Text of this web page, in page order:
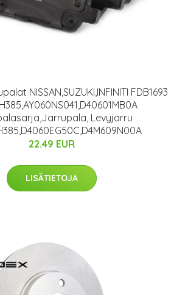
NISSAN,SUZUKI,INFINITI FDB1693
Levyjarru
22.49 EUR
LISÄTIETOJA